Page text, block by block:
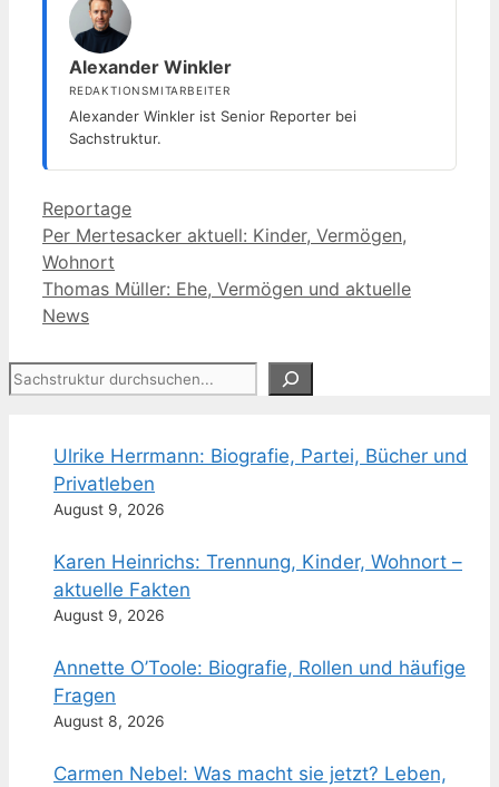
Alexander Winkler
REDAKTIONSMITARBEITER
Alexander Winkler ist Senior Reporter bei
Sachstruktur.
Kategorien
Reportage
Per Mertesacker aktuell: Kinder, Vermögen,
Wohnort
Thomas Müller: Ehe, Vermögen und aktuelle
News
Suchen
Ulrike Herrmann: Biografie, Partei, Bücher und
Privatleben
August 9, 2026
Karen Heinrichs: Trennung, Kinder, Wohnort –
aktuelle Fakten
August 9, 2026
Annette O’Toole: Biografie, Rollen und häufige
Fragen
August 8, 2026
Carmen Nebel: Was macht sie jetzt? Leben,